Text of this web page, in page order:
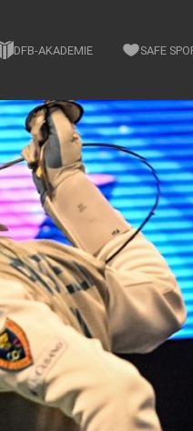
DFB-AKADEMIE SAFE